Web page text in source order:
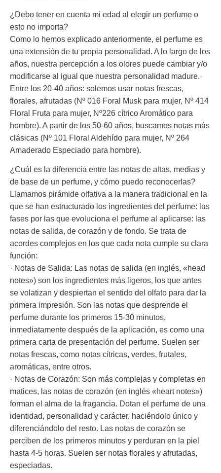
¿Debo tener en cuenta mi edad al elegir un perfume o
esto no importa?
Como lo hemos explicado anteriormente, el perfume es
una extensión de tu propia personalidad. A lo largo de los
años, nuestra percepción a los olores puede cambiar y/o
modificarse al igual que nuestra personalidad madure.·
Entre los 20-40 años: solemos usar notas frescas,
florales, afrutadas (Nº 016 Foral Musk para mujer, Nº 414
Floral Fruta para mujer, Nº226 cítrico Aromático para
hombre). A partir de los 50-60 años, buscamos notas más
clásicas (Nº 101 Floral Aldehído para mujer, Nº 264
Amaderado Especiado para hombre).
¿Cuál es la diferencia entre las notas de altas, medias y
de base de un perfume, y cómo puedo reconocerlas?
Llamamos pirámide olfativa a la manera tradicional en la
que se han estructurado los ingredientes del perfume: las
fases por las que evoluciona el perfume al aplicarse: las
notas de salida, de corazón y de fondo. Se trata de
acordes complejos en los que cada nota cumple su clara
función:
· Notas de Salida: Las notas de salida (en inglés, «head
notes») son los ingredientes más ligeros, los que antes
se volatizan y despiertan el sentido del olfato para dar la
primera impresión. Son las notas que desprende el
perfume durante los primeros 15-30 minutos,
inmediatamente después de la aplicación, es como una
primera carta de presentación del perfume. Suelen ser
notas frescas, como notas cítricas, verdes, frutales,
aromáticas, entre otros.
· Notas de Corazón: Son más complejas y completas en
matices, las notas de corazón (en inglés «heart notes»)
forman el alma de la fragancia. Dotan el perfume de una
identidad, personalidad y carácter, haciéndolo único y
diferenciándolo del resto. Las notas de corazón se
perciben de los primeros minutos y perduran en la piel
hasta 4-5 horas. Suelen ser notas florales y afrutadas,
especiadas.